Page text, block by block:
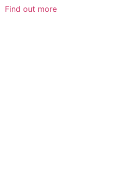
Find out more